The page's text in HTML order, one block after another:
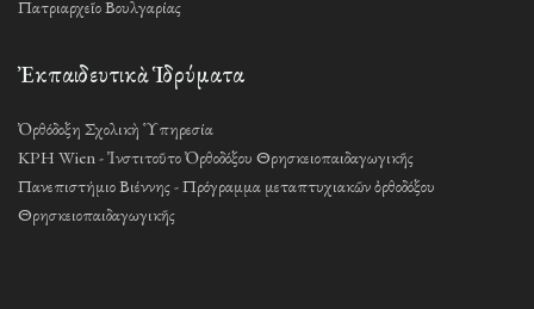
Πατριαρχεῖο Βουλγαρίας
Ἐκπαιδευτικὰ Ἱδρύματα
Ὀρθόδοξη Σχολικὴ Ὑπηρεσία
KPH Wien - Ἰνστιτοῦτο Ὀρθοδόξου Θρησκειοπαιδαγωγικῆς
Πανεπιστήμιο Βιέννης - Πρόγραμμα μεταπτυχιακῶν ὀρθοδόξου
Θρησκειοπαιδαγωγικῆς